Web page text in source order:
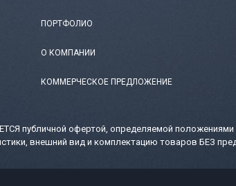
ПОРТФОЛИО
О КОМПАНИИ
КОММЕРЧЕСКОЕ ПРЕДЛОЖЕНИЕ
публичной офертой, определяемой положениями
внешний вид и комплектацию товаров БЕЗ